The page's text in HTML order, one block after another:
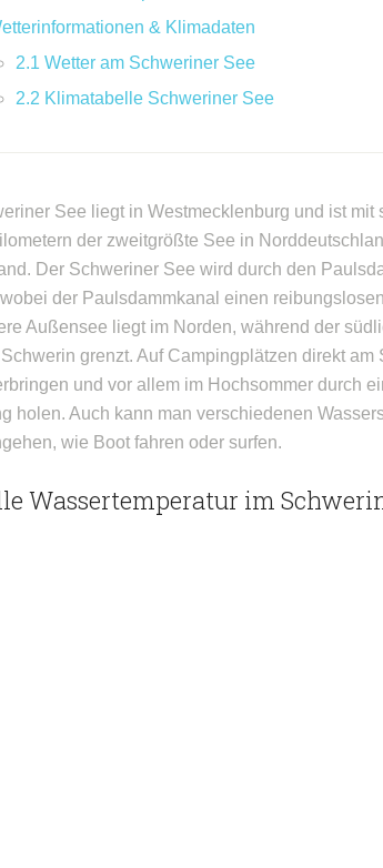
& Klimadaten
2.1 Wetter am Schweriner See
2.2 Klimatabelle Schweriner See
See liegt in Westmecklenburg und ist mit
der zweitgrößte See in
Der Schweriner See wird durch den
der Paulsdammkanal einen
Außensee liegt im Norden, während der
grenzt. Auf Campingplätzen direkt am
und vor allem im Hochsommer durch
holen. Auch kann man verschiedenen
wie Boot fahren oder surfen.
Wassertemperatur im